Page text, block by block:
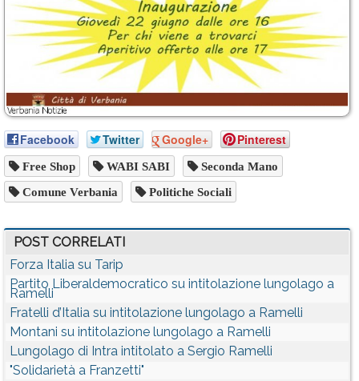
Facebook Twitter Google+ Pinterest
Free Shop WABI SABI Seconda Mano
Comune Verbania Politiche Sociali
POST CORRELATI
Forza Italia su Tarip
Partito Liberaldemocratico su intitolazione lungolago a
Ramelli
Fratelli d’Italia su intitolazione lungolago a Ramelli
Montani su intitolazione lungolago a Ramelli
Lungolago di Intra intitolato a Sergio Ramelli
"Solidarietà a Franzetti"